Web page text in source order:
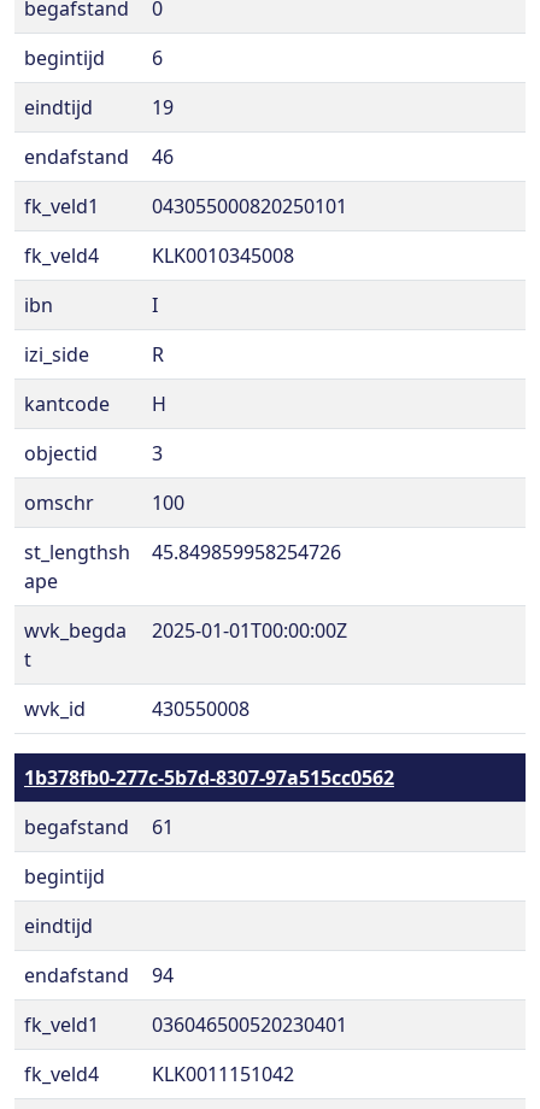
begafstand
0
begintijd
6
eindtijd
19
endafstand
46
fk_veld1
043055000820250101
fk_veld4
KLK0010345008
ibn
I
izi_side
R
kantcode
H
objectid
3
omschr
100
st_lengthsh
ape
45.849859958254726
wvk_begda
t
2025-01-01T00:00:00Z
wvk_id 430550008
1b378fb0-277c-5b7d-8307-97a515cc0562
begafstand
61
begintijd
eindtijd
endafstand
94
fk_veld1
036046500520230401
fk_veld4
KLK0011151042